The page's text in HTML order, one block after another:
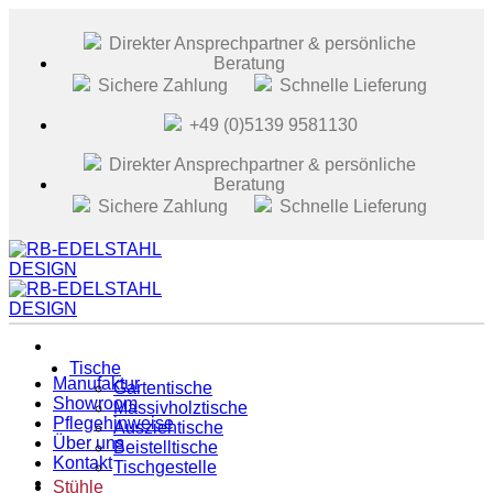
Direkter Ansprechpartner & persönliche
Beratung
Sichere Zahlung
Schnelle Lieferung
+49 (0)5139 9581130
Direkter Ansprechpartner & persönliche
Beratung
Sichere Zahlung
Schnelle Lieferung
Manufaktur
Showroom
Pflegehinweise
Über uns
Kontakt
Tische
Gartentische
Massivholztische
Ausziehtische
Beistelltische
Tischgestelle
Stühle